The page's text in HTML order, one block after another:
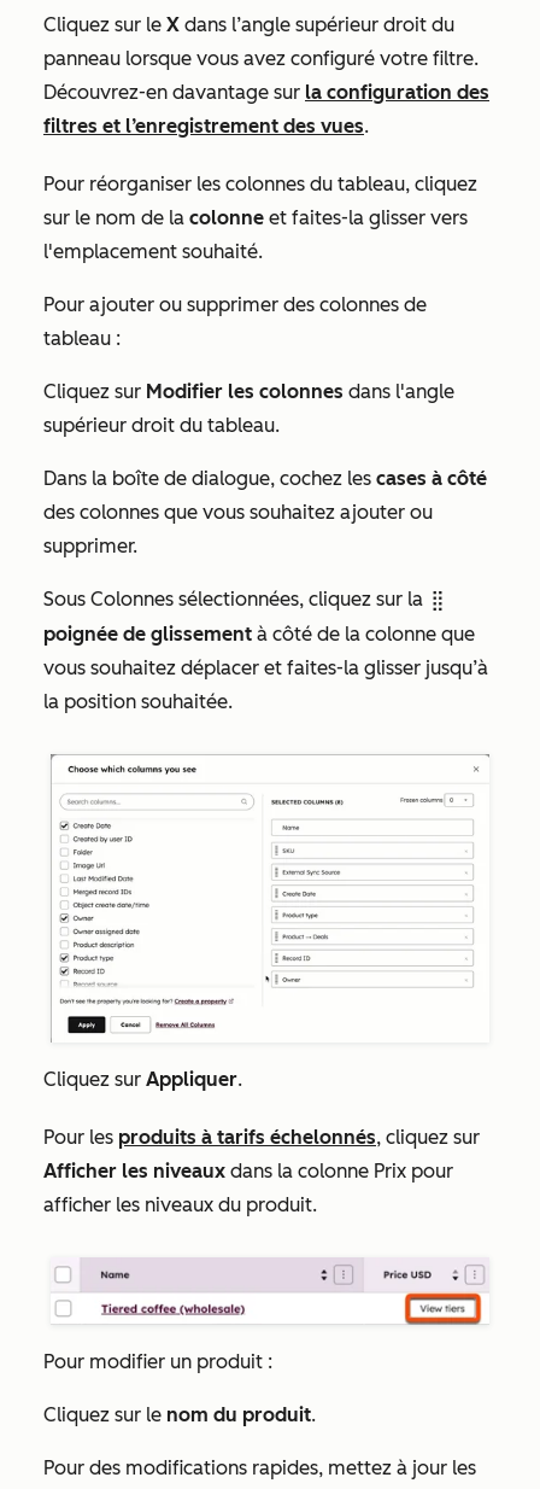
Cliquez sur le X dans l’angle supérieur droit du
panneau lorsque vous avez configuré votre filtre.
Découvrez-en davantage sur la configuration des
filtres et l’enregistrement des vues.
Pour réorganiser les colonnes du tableau, cliquez
sur le nom de la colonne et faites-la glisser vers
l'emplacement souhaité.
Pour ajouter ou supprimer des colonnes de
tableau :
Cliquez sur Modifier les colonnes dans l'angle
supérieur droit du tableau.
Dans la boîte de dialogue, cochez les cases à côté
des colonnes que vous souhaitez ajouter ou
supprimer.
Sous Colonnes sélectionnées, cliquez sur la dragHandle
poignée de glissement à côté de la colonne que
vous souhaitez déplacer et faites-la glisser jusqu’à
la position souhaitée.
Cliquez sur Appliquer.
Pour les produits à tarifs échelonnés, cliquez sur
Afficher les niveaux dans la colonne Prix pour
afficher les niveaux du produit.
Pour modifier un produit :
Cliquez sur le nom du produit.
Pour des modifications rapides, mettez à jour les